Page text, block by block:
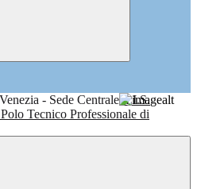
I.I.S.
Polo Tecnico Professionale di